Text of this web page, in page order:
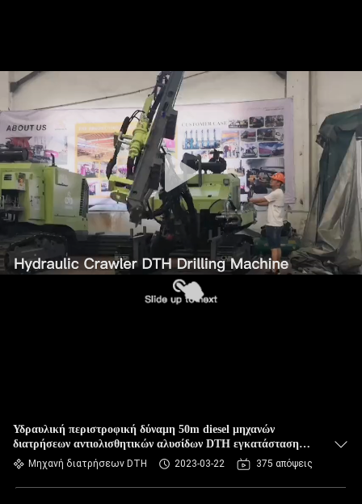
Υδραυλική περιστροφική δύναμη 50m diesel μηχανών
διατρήσεων αντιολισθητικών αλυσίδων DTH εγκατάσταση
γεώτρησης διατρήσεων βαθιάς μεταλλείας
Μηχανή διατρήσεων DTH 2023-03-22 375 απόψεις